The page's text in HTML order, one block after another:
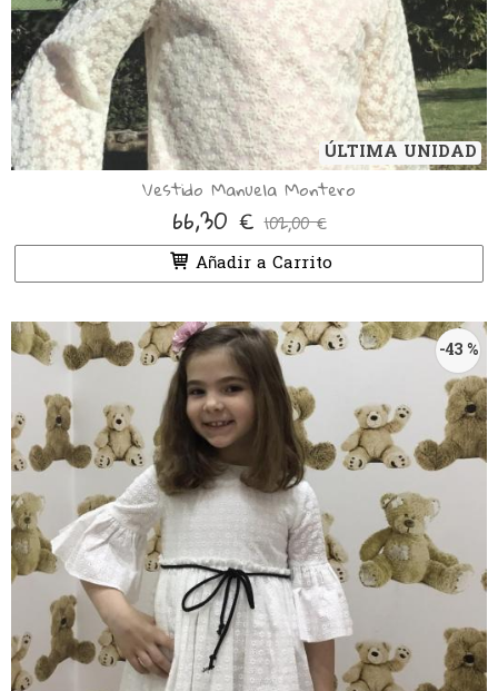
ÚLTIMA UNIDAD
Vestido Manuela Montero
66,30 €102,00 €
Añadir a Carrito
-43 %